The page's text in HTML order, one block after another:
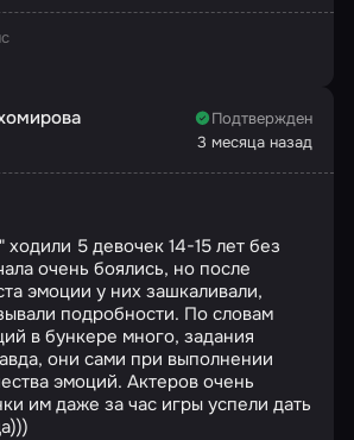
Подтвержден
3 месяца назад
ходили 5 девочек 14-15 лет без
очень боялись, но после
эмоции у них зашкаливали,
подробности. По словам
в бункере много, задания
они сами при выполнении
эмоций. Актеров очень
им даже за час игры успели дать